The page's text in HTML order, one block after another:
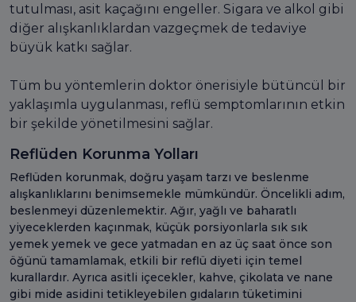
tutulması, asit kaçağını engeller. Sigara ve alkol gibi
diğer alışkanlıklardan vazgeçmek de tedaviye
büyük katkı sağlar.
Tüm bu yöntemlerin doktor önerisiyle bütüncül bir
yaklaşımla uygulanması, reflü semptomlarının etkin
bir şekilde yönetilmesini sağlar.
Reflüden Korunma Yolları
Reflüden korunmak, doğru yaşam tarzı ve beslenme
alışkanlıklarını benimsemekle mümkündür. Öncelikli adım,
beslenmeyi düzenlemektir. Ağır, yağlı ve baharatlı
yiyeceklerden kaçınmak, küçük porsiyonlarla sık sık
yemek yemek ve gece yatmadan en az üç saat önce son
öğünü tamamlamak, etkili bir reflü diyeti için temel
kurallardır. Ayrıca asitli içecekler, kahve, çikolata ve nane
gibi mide asidini tetikleyebilen gıdaların tüketimini